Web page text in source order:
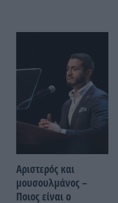
Αριστερός και
μουσουλμάνος –
Ποιoς είναι ο